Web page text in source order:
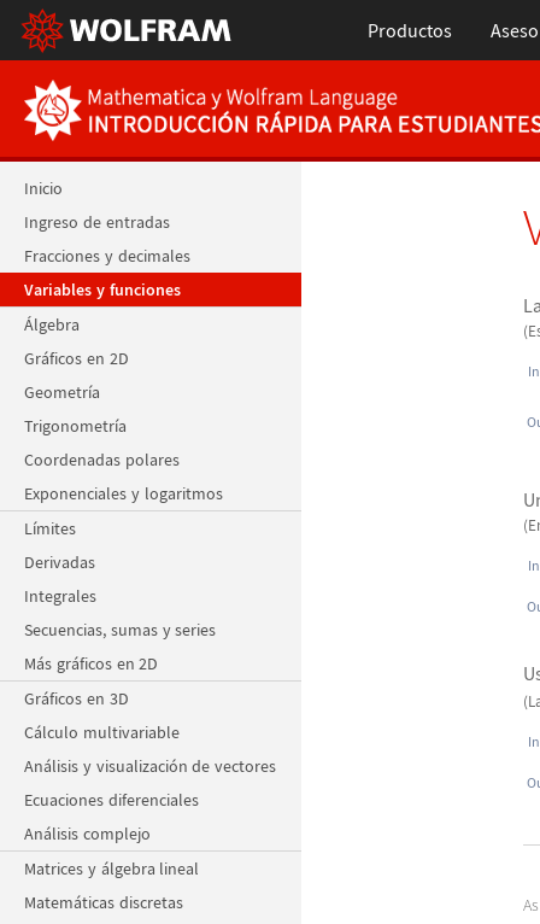
Productos
Inicio
Ingreso de entradas
Fracciones y decimales
Variables y funciones
Álgebra
Gráficos en 2D
Geometría
Trigonometría
Coordenadas polares
Exponenciales y logaritmos
Límites
Derivadas
Integrales
Secuencias, sumas y series
Más gráficos en 2D
Gráficos en 3D
Cálculo multivariable
Análisis y visualización de vectores
Ecuaciones diferenciales
Análisis complejo
Matrices y álgebra lineal
Matemáticas discretas